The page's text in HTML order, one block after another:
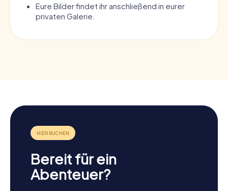
Eure Bilder findet ihr anschließend in eurer
privaten Galerie.
Bereit für ein
Abenteuer?